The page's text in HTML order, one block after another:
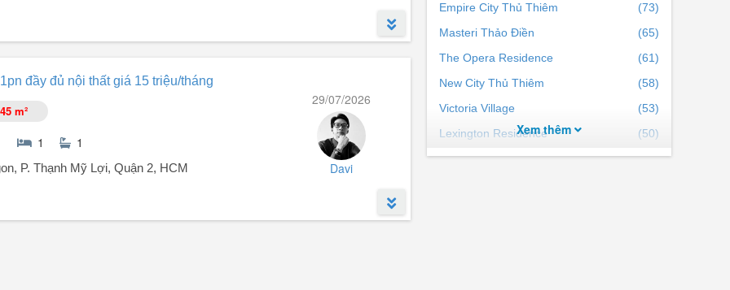
Thiêm Dragon (sát bên siêu thị Winmart) - KDC Thủ Thiêm Villa, Quận 2
đầy đủ nội thất giá 15 triệu/tháng
29/07/2026
Davi
45 m²
1 1
P. Thạnh Mỹ Lợi, Quận 2, HCM
Empire City Thủ Thiêm
(73)
Masteri Thảo Điền
(65)
The Opera Residence
(61)
New City Thủ Thiêm
(58)
Victoria Village
(53)
Lexington Residence
(50)
The Galleria Residence
(42)
Xem thêm